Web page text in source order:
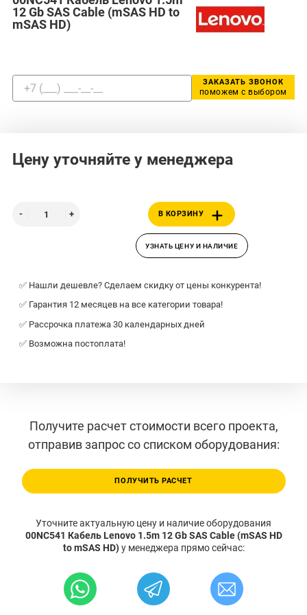
12 Gb SAS Cable (mSAS HD to
mSAS HD)
ЗАКАЗАТЬ ЗВОНОК
поможем с выбором
Цену уточняйте у менеджера
В КОРЗИНУ
УЗНАТЬ ЦЕНУ И НАЛИЧИЕ
✅ Нашли дешевле? Сделаем скидку от цены конкурента!
✅ Гарантия 12 месяцев на все категории товара!
✅ Рассрочка платежа 30 календарных дней
✅ Возможна постоплата!
Получите расчет стоимости всего проекта,
отправив запрос со списком оборудования:
ПОЛУЧИТЬ РАСЧЕТ
Уточните актуальную цену и наличие оборудования
00NC541 Кабель Lenovo 1.5m 12 Gb SAS Cable (mSAS HD
to mSAS HD)у менеджера прямо сейчас: